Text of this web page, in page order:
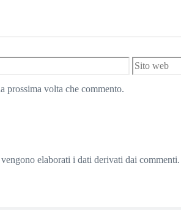
Sito
prossima volta che commento.
elaborati i dati derivati dai commenti.